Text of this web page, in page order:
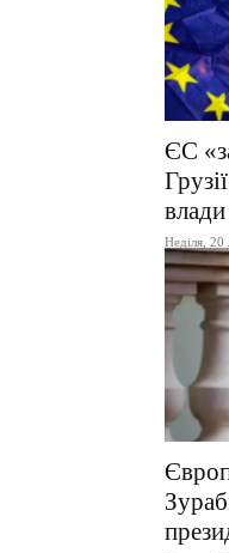
ЄС
влади
Неділя,